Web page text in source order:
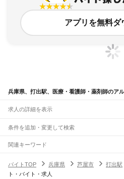
アプリを無料ダ
兵庫県、打出駅、医療・看護師・薬剤師のア
求人の詳細を表示
条件を追加・変更して検索
市区町村を追加・変更
兵庫県すべて
神戸市 すべて
駅を追加・変更
関連キーワード
バイトTOP
兵庫県 芦屋市 打出駅
ト・バイト・求人